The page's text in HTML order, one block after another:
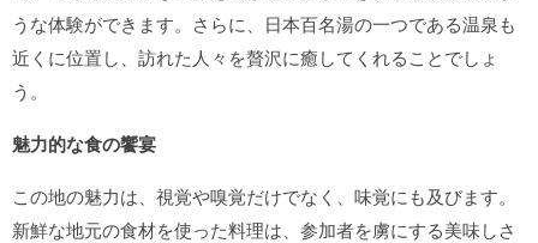
うな体験ができます。さらに、日本百名湯の一つである温泉も
近くに位置し、訪れた人々を贅沢に癒してくれることでしょ
う。
魅力的な食の饗宴
この地の魅力は、視覚や嗅覚だけでなく、味覚にも及びます。
新鮮な地元の食材を使った料理は、参加者を虜にする美味しさ